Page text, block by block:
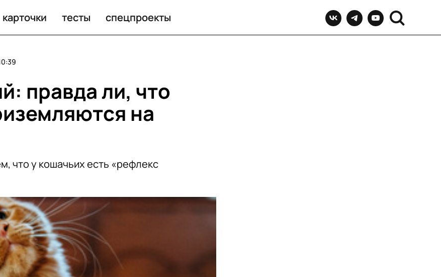
карточки тесты спецпроекты
правда ли, что
на
что у кошачьих есть «рефлекс